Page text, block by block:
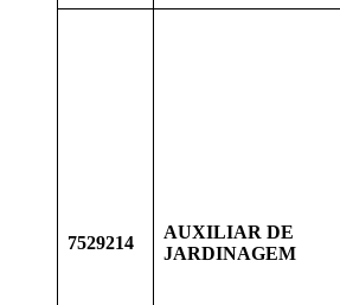
7529214
AUXILIAR DE
JARDINAGEM